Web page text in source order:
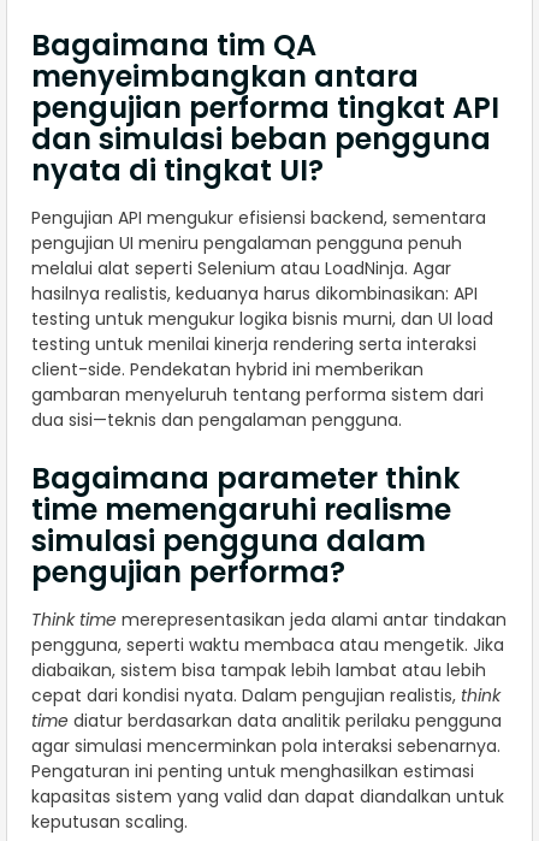
Bagaimana tim QA
menyeimbangkan antara
pengujian performa tingkat API
dan simulasi beban pengguna
nyata di tingkat UI?
Pengujian API mengukur efisiensi backend, sementara
pengujian UI meniru pengalaman pengguna penuh
melalui alat seperti Selenium atau LoadNinja. Agar
hasilnya realistis, keduanya harus dikombinasikan: API
testing untuk mengukur logika bisnis murni, dan UI load
testing untuk menilai kinerja rendering serta interaksi
client-side. Pendekatan hybrid ini memberikan
gambaran menyeluruh tentang performa sistem dari
dua sisi—teknis dan pengalaman pengguna.
Bagaimana parameter think
time memengaruhi realisme
simulasi pengguna dalam
pengujian performa?
Think time merepresentasikan jeda alami antar tindakan
pengguna, seperti waktu membaca atau mengetik. Jika
diabaikan, sistem bisa tampak lebih lambat atau lebih
cepat dari kondisi nyata. Dalam pengujian realistis, think
time diatur berdasarkan data analitik perilaku pengguna
agar simulasi mencerminkan pola interaksi sebenarnya.
Pengaturan ini penting untuk menghasilkan estimasi
kapasitas sistem yang valid dan dapat diandalkan untuk
keputusan scaling.